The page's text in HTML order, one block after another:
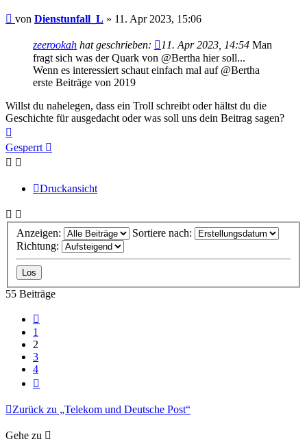
Beitrag
von Dienstunfall_L » 11. Apr 2023, 15:06
zeerookah hat geschrieben: 11. Apr 2023, 14:54 Man
fragt sich was der Quark von @Bertha hier soll...
Wenn es interessiert schaut einfach mal auf @Bertha
erste Beiträge von 2019
Willst du nahelegen, dass ein Troll schreibt oder hältst du die
Geschichte für ausgedacht oder was soll uns dein Beitrag sagen?
oben
Gesperrt
Druckansicht
Anzeigen:
Sortiere nach:
Richtung:
55 Beiträge
1
2
3
4
Zurück zu „Telekom und Deutsche Post“
Gehe zu